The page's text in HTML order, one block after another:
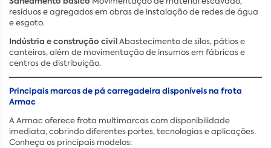
resíduos e agregados em obras de instalação de redes de água
e esgoto.
Indústria e construção civilAbastecimento de silos, pátios e
canteiros, além de movimentação de insumos em fábricas e
centros de distribuição.
Principais marcas de pá carregadeira disponíveis na frota
Armac
A Armac oferece frota multimarcas com disponibilidade
imediata, cobrindo diferentes portes, tecnologias e aplicações.
Conheça os principais modelos: